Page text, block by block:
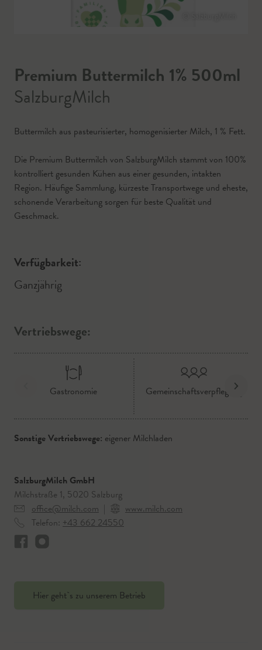
Premium Buttermilch 1% 500ml
SalzburgMilch
Buttermilch aus pasteurisierter, homogenisierter Milch, 1 % Fett.
Die Premium Buttermilch von SalzburgMilch stammt von 100%
kontrolliert gesunden Kühen aus einer gesunden, intakten
Region. Häufige Sammlung, kürzeste Transportwege und eheste,
schonende Verarbeitung sorgen für beste Qualität und
Geschmack.
Verfügbarkeit:
Ganzjährig
Vertriebswege:
Gastronomie Gemeinschaftsverpflegung
Sonstige Vertriebswege: eigener Milchladen
SalzburgMilch GmbH
Milchstraße 1, 5020 Salzburg
office@milch.com |
www.milch.com
Telefon: +43 662 24550
Hier geht`s zu unserem Betrieb